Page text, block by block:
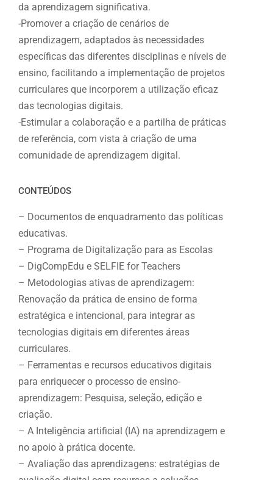
da aprendizagem significativa.
-Promover a criação de cenários de
aprendizagem, adaptados às necessidades
específicas das diferentes disciplinas e níveis de
ensino, facilitando a implementação de projetos
curriculares que incorporem a utilização eficaz
das tecnologias digitais.
-Estimular a colaboração e a partilha de práticas
de referência, com vista à criação de uma
comunidade de aprendizagem digital.
CONTEÚDOS
– Documentos de enquadramento das políticas
educativas.
– Programa de Digitalização para as Escolas
– DigCompEdu e SELFIE for Teachers
– Metodologias ativas de aprendizagem:
Renovação da prática de ensino de forma
estratégica e intencional, para integrar as
tecnologias digitais em diferentes áreas
curriculares.
– Ferramentas e recursos educativos digitais
para enriquecer o processo de ensino-
aprendizagem: Pesquisa, seleção, edição e
criação.
– A Inteligência artificial (IA) na aprendizagem e
no apoio à prática docente.
– Avaliação das aprendizagens: estratégias de